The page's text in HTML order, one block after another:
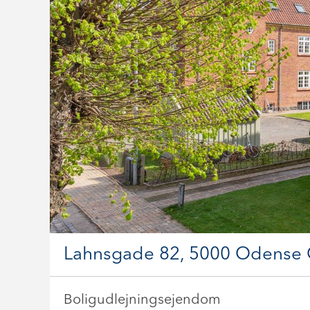
Lahnsgade 82, 5000 Odense
Boligudlejningsejendom